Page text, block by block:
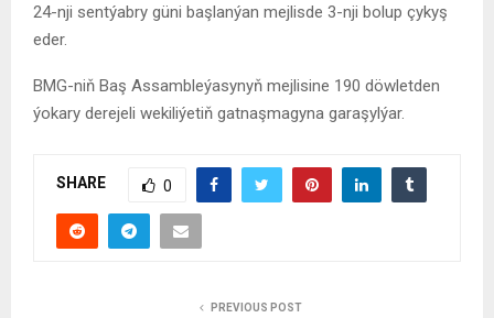
24-nji sentýabry güni başlanýan mejlisde 3-nji bolup çykyş
eder.
BMG-niň Baş Assambleýasynyň mejlisine 190 döwletden
ýokary derejeli wekiliýetiň gatnaşmagyna garaşylýar.
SHARE 0
PREVIOUS POST